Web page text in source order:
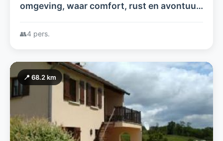
omgeving, waar comfort, rust en avontuur
👥4 pers.
📍 68.2 km